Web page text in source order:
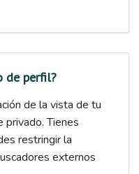
de perfil?
de la vista de tu
Tienes
restringir la
externos